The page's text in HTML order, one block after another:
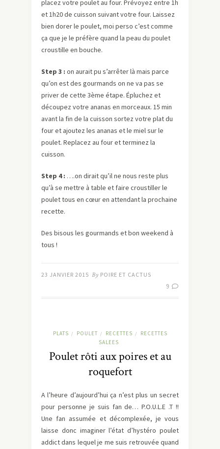
placez votre poulet au four. Prévoyez entre 1h
et 1h20 de cuisson suivant votre four. Laissez
bien dorer le poulet, moi perso c’est comme
ça que je le préfère quand la peau du poulet
croustille en bouche.
Step 3 : on aurait pu s’arrêter là mais parce
qu’on est des gourmands on ne va pas se
priver de cette 3ème étape. Épluchez et
découpez votre ananas en morceaux. 15 min
avant la fin de la cuisson sortez votre plat du
four et ajoutez les ananas et le miel sur le
poulet. Replacez au four et terminez la
cuisson.
Step 4 : ….on dirait qu’il ne nous reste plus
qu’à se mettre à table et faire croustiller le
poulet tous en cœur en attendant la prochaine
recette.
Des bisous les gourmands et bon weekend à
tous !
23 JANVIER 2015 By POIRE ET CACTUS
9
PLATS / POULET / RECETTES /
RECETTES
SALEES
Poulet rôti aux poires et au
roquefort
A l’heure d’aujourd’hui ça n’est plus un secret
pour personne je suis fan de… P.O.U.L.E .T !!
Une fan assumée et décomplexée, je vous
laisse donc imaginer l’état d’hystéro poulet
addict dans lequel je me suis retrouvée quand